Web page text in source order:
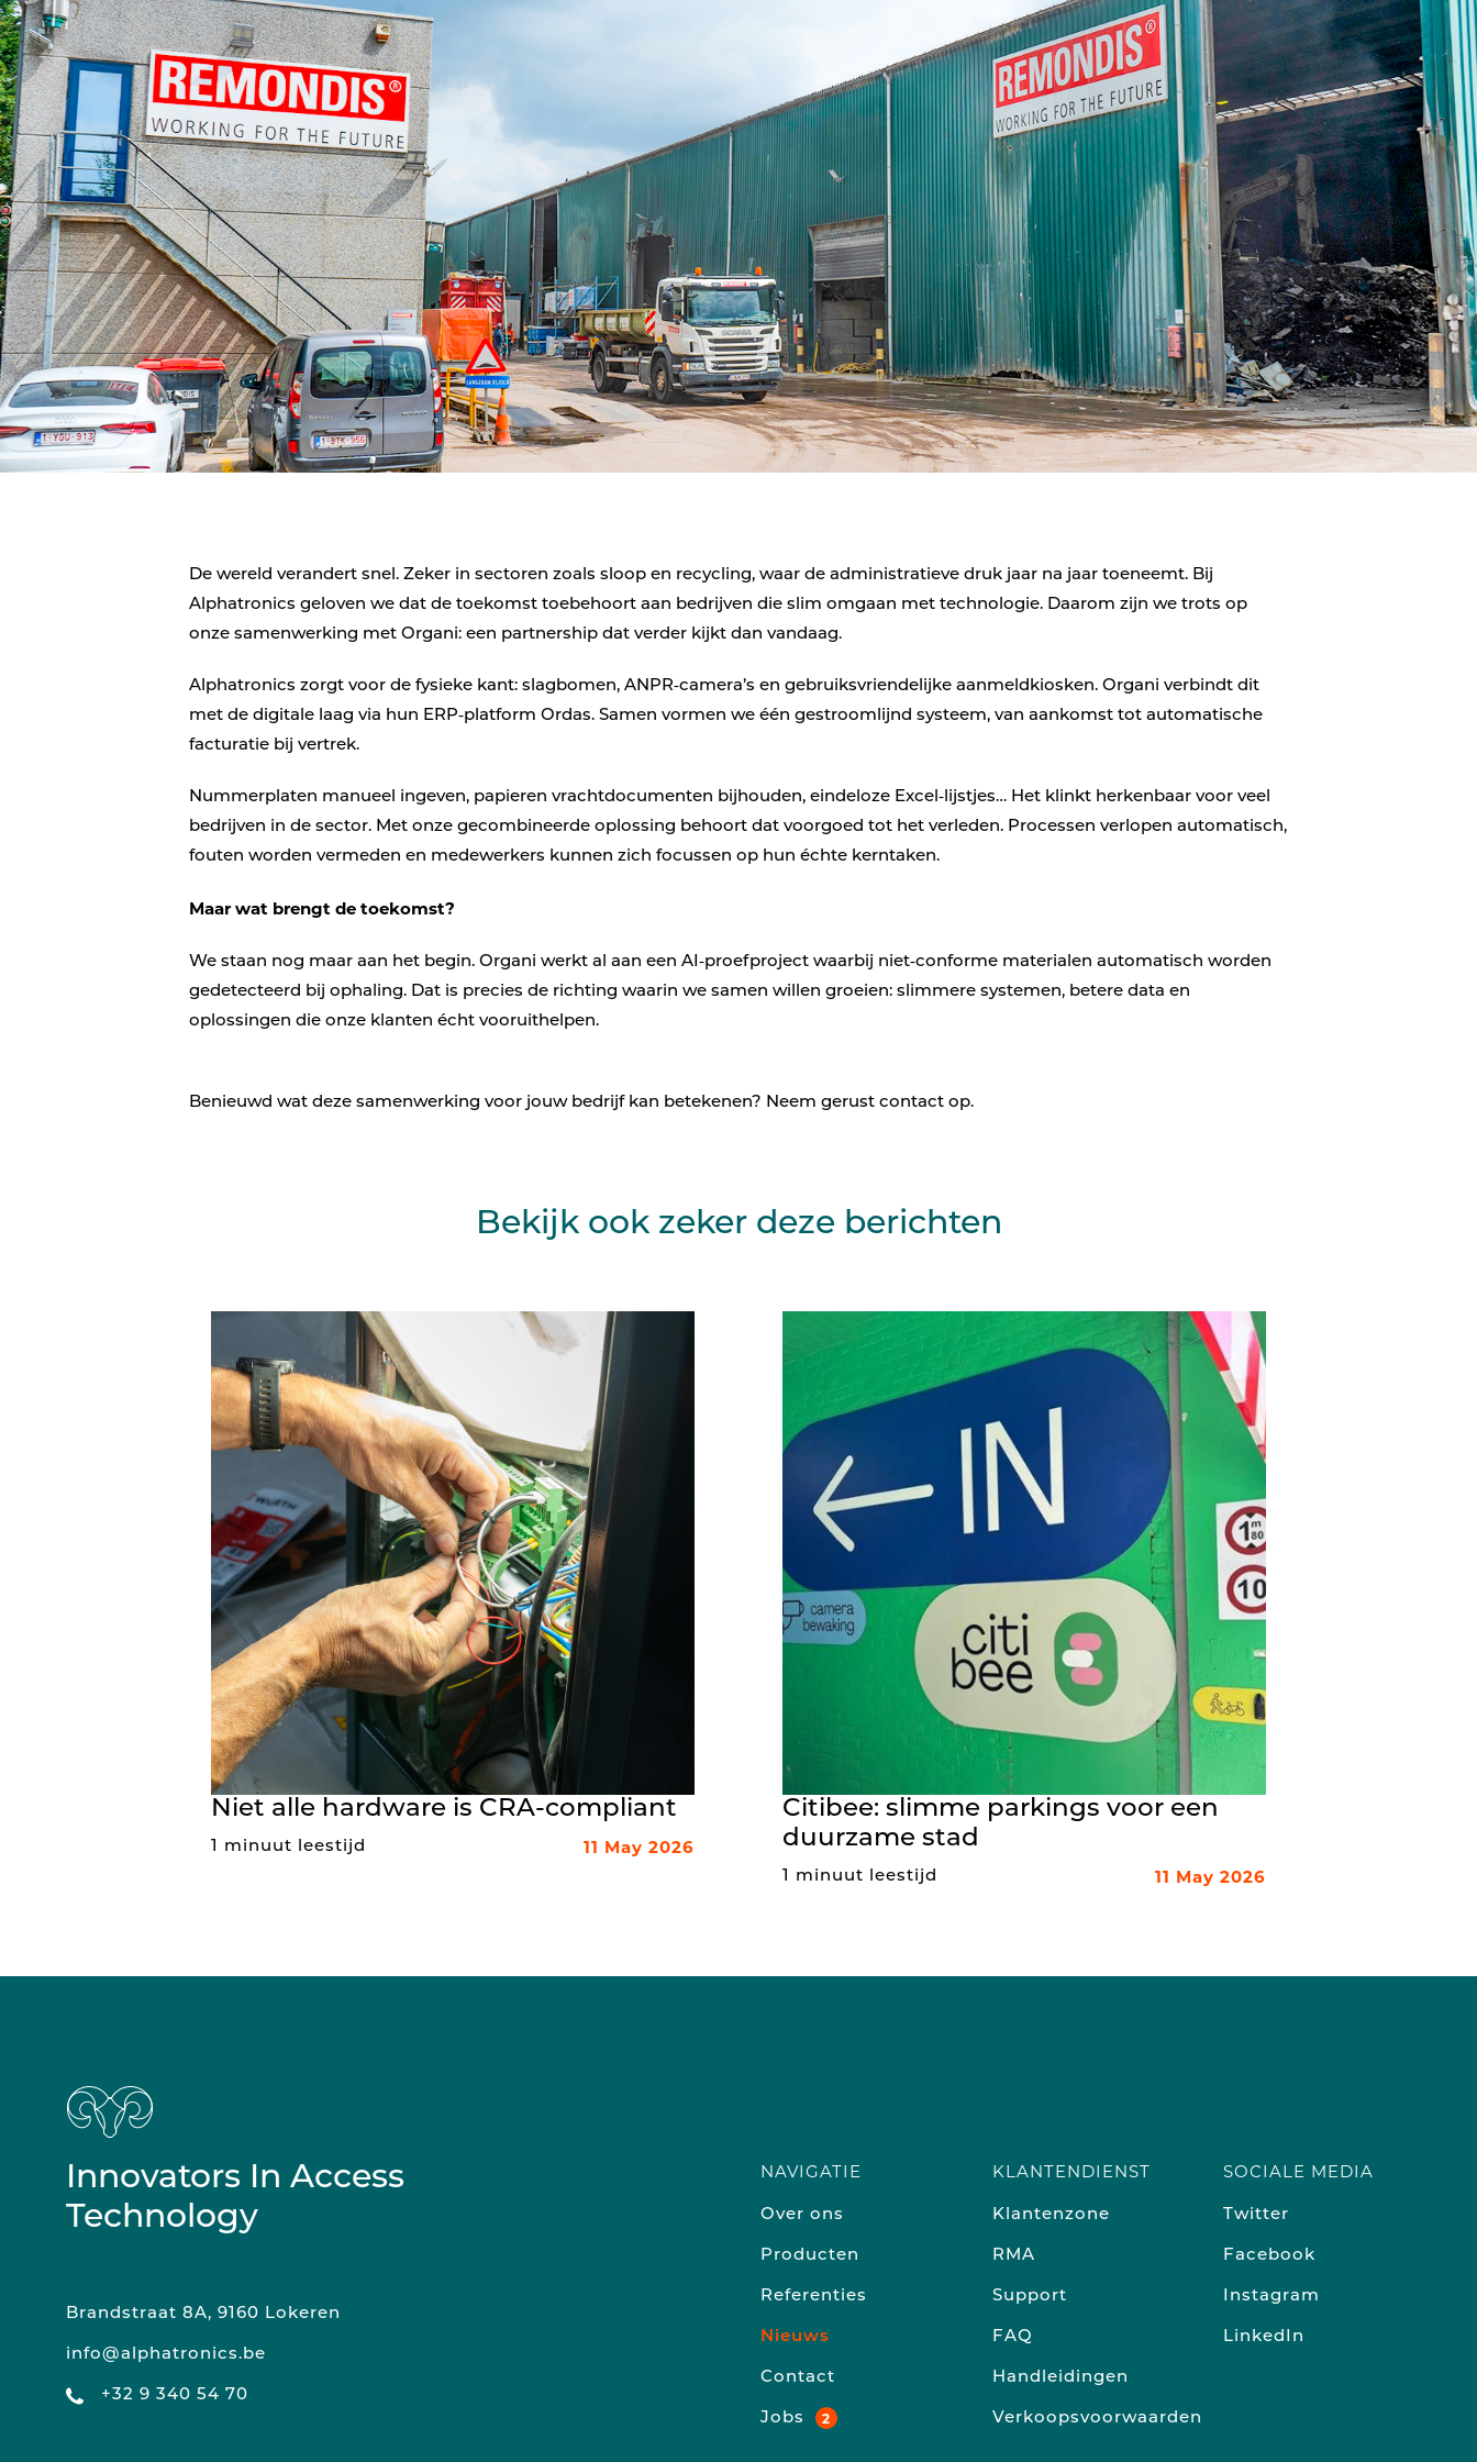
Verkeerseilanden
Voertuigdetectie
Verkeerslichten
Beeldschermcommunicatie
Kiosk componenten
Parkeertelling
De wereld verandert snel. Zeker in sectoren zoals sloop en recycling, waar de administratieve druk jaar na jaar toeneemt. Bij
Alphatronics geloven we dat de toekomst toebehoort aan bedrijven die slim omgaan met technologie. Daarom zijn we trots op
onze samenwerking met Organi: een partnership dat verder kijkt dan vandaag.
Alphatronics zorgt voor de fysieke kant: slagbomen, ANPR‑camera’s en gebruiksvriendelijke aanmeldkiosken. Organi verbindt dit
met de digitale laag via hun ERP‑platform Ordas. Samen vormen we één gestroomlijnd systeem, van aankomst tot automatische
facturatie bij vertrek.
Nummerplaten manueel ingeven, papieren vrachtdocumenten bijhouden, eindeloze Excel‑lijstjes… Het klinkt herkenbaar voor veel
bedrijven in de sector. Met onze gecombineerde oplossing behoort dat voorgoed tot het verleden. Processen verlopen automatisch,
fouten worden vermeden en medewerkers kunnen zich focussen op hun échte kerntaken.
Maar wat brengt de toekomst?
We staan nog maar aan het begin. Organi werkt al aan een AI‑proefproject waarbij niet‑conforme materialen automatisch worden
gedetecteerd bij ophaling. Dat is precies de richting waarin we samen willen groeien: slimmere systemen, betere data en
oplossingen die onze klanten écht vooruithelpen.
Benieuwd wat deze samenwerking voor jouw bedrijf kan betekenen? Neem gerust contact op.
Bekijk ook zeker deze berichten
Niet alle hardware is CRA-compliant
1 minuut leestijd 11 May 2026
Citibee: slimme parkings voor een
duurzame stad
1 minuut leestijd 11 May 2026
Innovators In Access
Technology
Brandstraat 8A, 9160 Lokeren
info@alphatronics.be
+32 9 340 54 70
NAVIGATIE
Over ons
Producten
Referenties
Nieuws
Contact
Jobs 2
KLANTENDIENST
Klantenzone
RMA
Support
FAQ
Handleidingen
Verkoopsvoorwaarden
SOCIALE MEDIA
Twitter
Facebook
Instagram
LinkedIn